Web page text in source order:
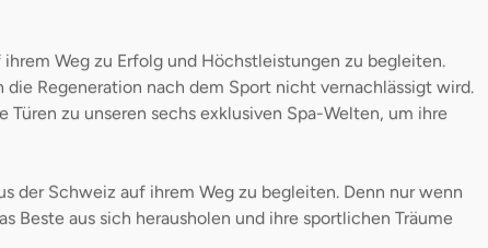
Weg zu Erfolg und Höchstleistungen zu begleiten.
Regeneration nach dem Sport nicht vernachlässigt wird.
zu unseren sechs exklusiven Spa-Welten, um ihre
der Schweiz auf ihrem Weg zu begleiten. Denn nur wenn
Beste aus sich herausholen und ihre sportlichen Träume